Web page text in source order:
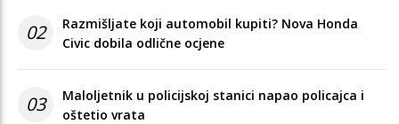
02
Razmišljate koji automobil kupiti? Nova Honda
Civic dobila odlične ocjene
03
Maloljetnik u policijskoj stanici napao policajca i
oštetio vrata